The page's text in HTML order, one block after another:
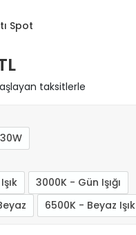
Spot
taksitlerle
3000K - Gün Işığı
6500K - Beyaz Işık